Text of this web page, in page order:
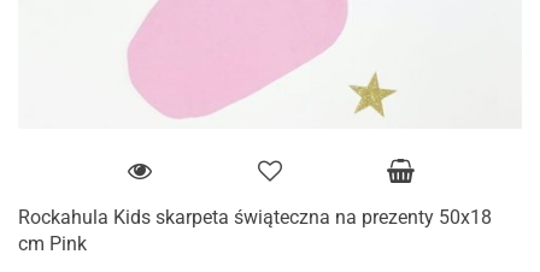
Rockahula Kids skarpeta świąteczna na prezenty 50x18
cm Pink